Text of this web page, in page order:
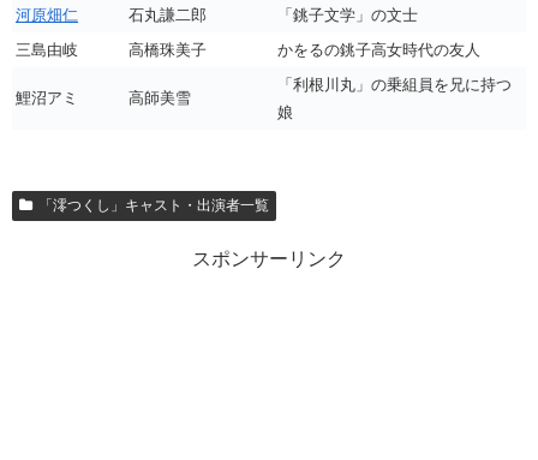
河原畑仁
石丸謙二郎
「銚子文学」の文士
三島由岐
高橋珠美子 かをるの銚子高女時代の友人
鯉沼アミ 高師美雪
「利根川丸」の乗組員を兄に持つ
娘
「澪つくし」キャスト・出演者一覧
スポンサーリンク